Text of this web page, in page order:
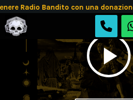
Radio Bandito con una donazione
play_arrow